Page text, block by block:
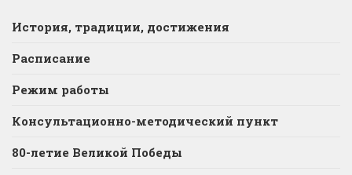
История, традиции, достижения
Расписание
Режим работы
Консультационно-методический пункт
80-летие Великой Победы